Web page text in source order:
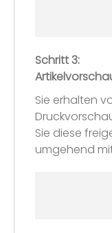
Schritt 3:
Sie erhalten
Sie diese
umgehend